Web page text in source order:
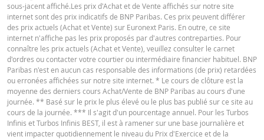
2026 17:51
journalière 0,24 135,905
6 août
2026 18:35
journalière 0,22 137,775
6 août
2026 17:52
journalière 0,22 137,775
5 août
2026 18:35
journalière 0,23 137,06
5 août
2026 17:51
journalière 0,23
CONDITIONS DÉFINITIVES RÉSUMÉ
Français (France)
KEY INFORMATION DOCUMENTS
Key Information Document (FR)
sous-jacent affiché.Les prix d'Achat et de Vente affichés sur notre site
internet sont des prix indicatifs de BNP Paribas. Ces prix peuvent différer
des prix actuels (Achat et Vente) sur Euronext Paris. En outre, ce site
internet n'affiche pas les prix proposés par d'autres contreparties. Pour
connaître les prix actuels (Achat et Vente), veuillez consulter le carnet
d'ordres ou contacter votre courtier ou intermédiaire financier habituel. BNP
Paribas n'est en aucun cas responsable des informations (de prix) retardées
ou erronées affichées sur notre site internet. * Le cours de clôture est la
moyenne des derniers cours Achat/Vente de BNP Paribas au cours d'une
journée. ** Basé sur le prix le plus élevé ou le plus bas publié sur ce site au
cours de la journée. *** Il s'agit d'un pourcentage annuel. Pour les Turbos
Infinis et Turbos Infinis BEST, il est à ramener sur une base journalière et
vient impacter quotidiennement le niveau du Prix d'Exercice et de la